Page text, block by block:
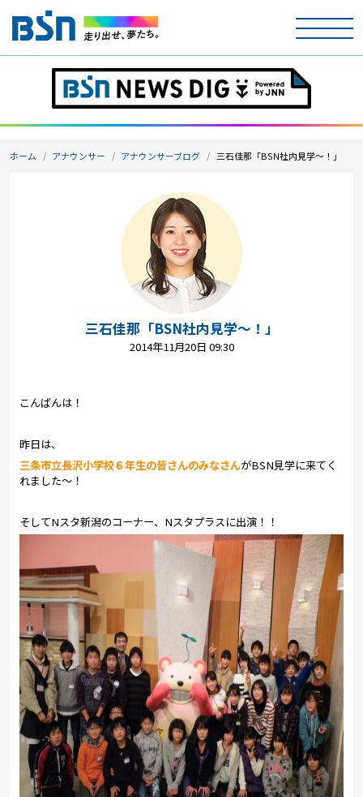
ホーム
テレビ
ラジオ
アナウンサー
イベント
ニュース
天気
Well-being
防災・減災
会社概要・ビジョン
お問い合わせ
ホーム アナウンサー アナウンサーブログ 三石佳那「BSN社内見学～！」
三石佳那「BSN社内見学～！」
2014年11月20日 09:30
こんばんは！
昨日は、
三条市立長沢小学校６年生の皆さんのみなさんがBSN見学に来てく
れました～！
そしてNスタ新潟のコーナー、Nスタプラスに出演！！